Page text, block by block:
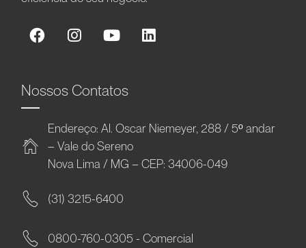
Nossos Contatos
Endereço: Al. Oscar Niemeyer, 288 / 5º andar
– Vale do Sereno
Nova Lima / MG – CEP: 34006-049
(31) 3215-6400
0800-760-0305 - Comercial